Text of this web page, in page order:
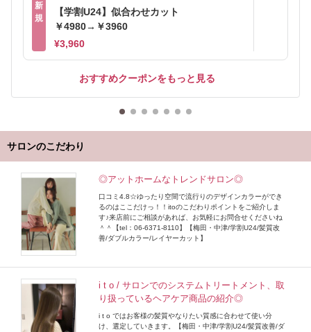
新
規
【学割U24】似合わせカット
￥4980→￥3960
¥3,960
おすすめクーポンをもっと見る
サロンのこだわり
◎アットホームなトレンドサロン◎
口コミ4.8☆ゆったり空間で流行りのデザインカラーができ
るのはここだけっ！！itoのこだわりポイントをご紹介しま
す♪来店前にご相談があれば、お気軽にお問合せくださいね
＾＾【tel：06-6371-8110】【梅田・中津/学割U24/髪質改
善/ダブルカラー/レイヤーカット】
i t o / サロンでのシステムトリートメント、取
り扱っているヘアケア商品の紹介◎
i t o ではお客様の髪質やなりたい質感に合わせて使い分
け、選定していきます。【梅田・中津/学割U24/髪質改善/ダ